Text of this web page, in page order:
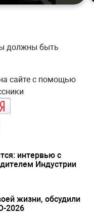
должны быть
сайте с помощью
интервью с
Индустрии
жизни, обсудили
2026